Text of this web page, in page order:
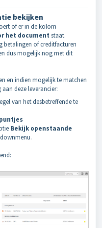
bekijken
of er in de kolom
het document staat.
betalingen of creditfacturen
dus mogelijk nog met dit
en indien mogelijk te matchen
deze leverancier:
van het desbetreffende te
Bekijk openstaande